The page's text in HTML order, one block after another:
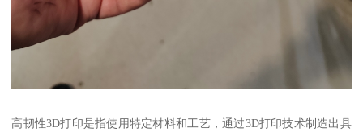
高韧性3D打印是指使用特定材料和工艺，通过3D打印技术制造出具